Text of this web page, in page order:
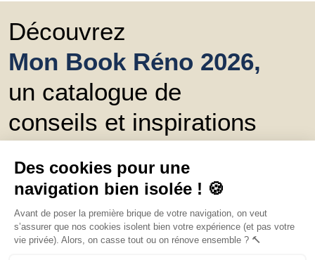
Découvrez
Mon Book Réno 2026,
un catalogue de
conseils et inspirations